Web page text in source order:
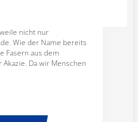
nicht nur
Wie der Name bereits
Fasern aus dem
Da wir Menschen